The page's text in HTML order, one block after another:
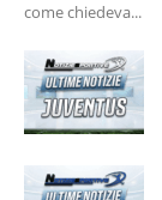
come chiedeva...